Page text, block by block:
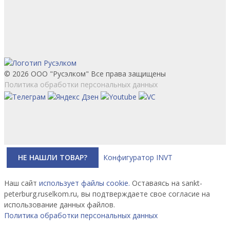
© 2026 ООО "Русэлком" Все права защищены
Политика обработки персональных данных
НЕ НАШЛИ ТОВАР? Конфигуратор INVT
Наш сайт использует файлы cookie. Оставаясь на sankt-
peterburg.ruselkom.ru, вы подтверждаете свое согласие на
использование данных файлов.
Политика обработки персональных данных